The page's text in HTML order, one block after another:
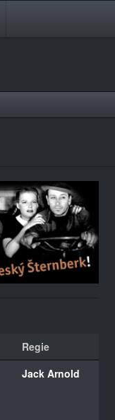
Regie
Jack Arnold